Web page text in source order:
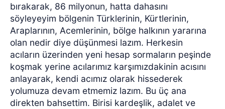
bırakarak, 86 milyonun, hatta dahasını
söyleyeyim bölgenin Türklerinin, Kürtlerinin,
Araplarının, Acemlerinin, bölge halkının yararına
olan nedir diye düşünmesi lazım. Herkesin
acıların üzerinden yeni hesap sormaların peşinde
koşmak yerine acılarımız karşımızdakinin acısını
anlayarak, kendi acımız olarak hissederek
yolumuza devam etmemiz lazım. Bu üç ana
direkten bahsettim. Birisi kardeşlik, adalet ve